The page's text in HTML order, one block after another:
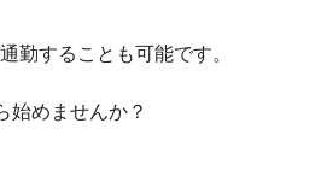
勤することも可能です。
始めませんか？